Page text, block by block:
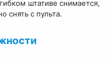
штативе снимается,
снять с пульта.